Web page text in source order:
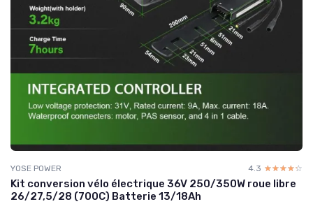
YOSE POWER 4.3 ☆☆☆☆☆
★★★★★
Kit conversion vélo électrique 36V 250/350W roue libre
26/27,5/28 (700C) Batterie 13/18Ah